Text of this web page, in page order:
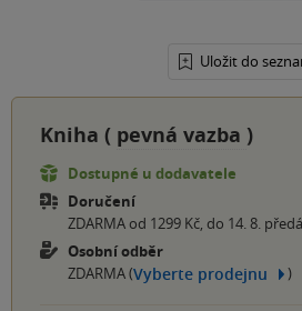
Uložit do
Kniha ( pevná vazba )
Dostupné u dodavatele
Doručení
ZDARMA od 1299 Kč, do 14. 8.
Osobní odběr
ZDARMA (Vyberte prodejnu )